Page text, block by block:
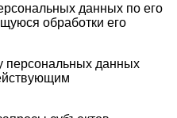
данных по его
обработки его
персональных данных